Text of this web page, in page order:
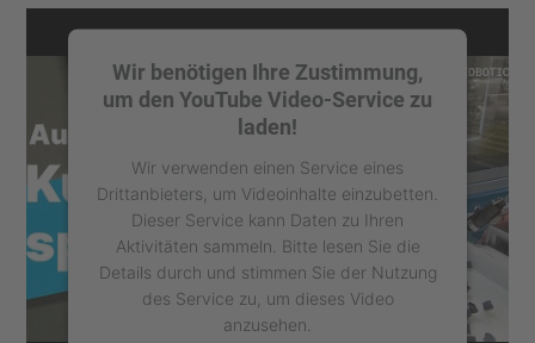
Wir benötigen Ihre Zustimmung,
um den YouTube Video-Service zu
laden!
Wir verwenden einen Service eines
Drittanbieters, um Videoinhalte einzubetten.
Dieser Service kann Daten zu Ihren
Aktivitäten sammeln. Bitte lesen Sie die
Details durch und stimmen Sie der Nutzung
des Service zu, um dieses Video
anzusehen.